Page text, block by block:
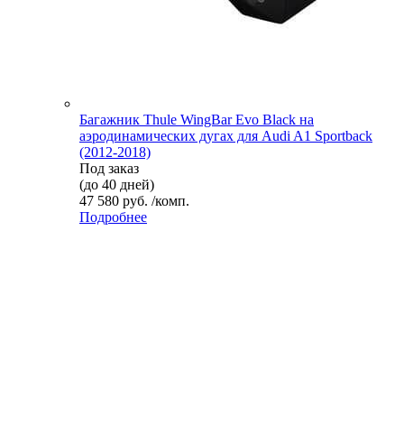
Багажник Thule WingBar Evo Black на
аэродинамических дугах для Audi A1 Sportback
(2012-2018)
Под заказ
(до 40 дней)
47 580 руб. /комп.
Подробнее